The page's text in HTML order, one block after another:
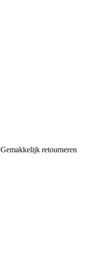
Gemakkelijk retourneren